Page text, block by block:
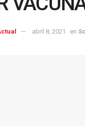
abril 8, 2021 en